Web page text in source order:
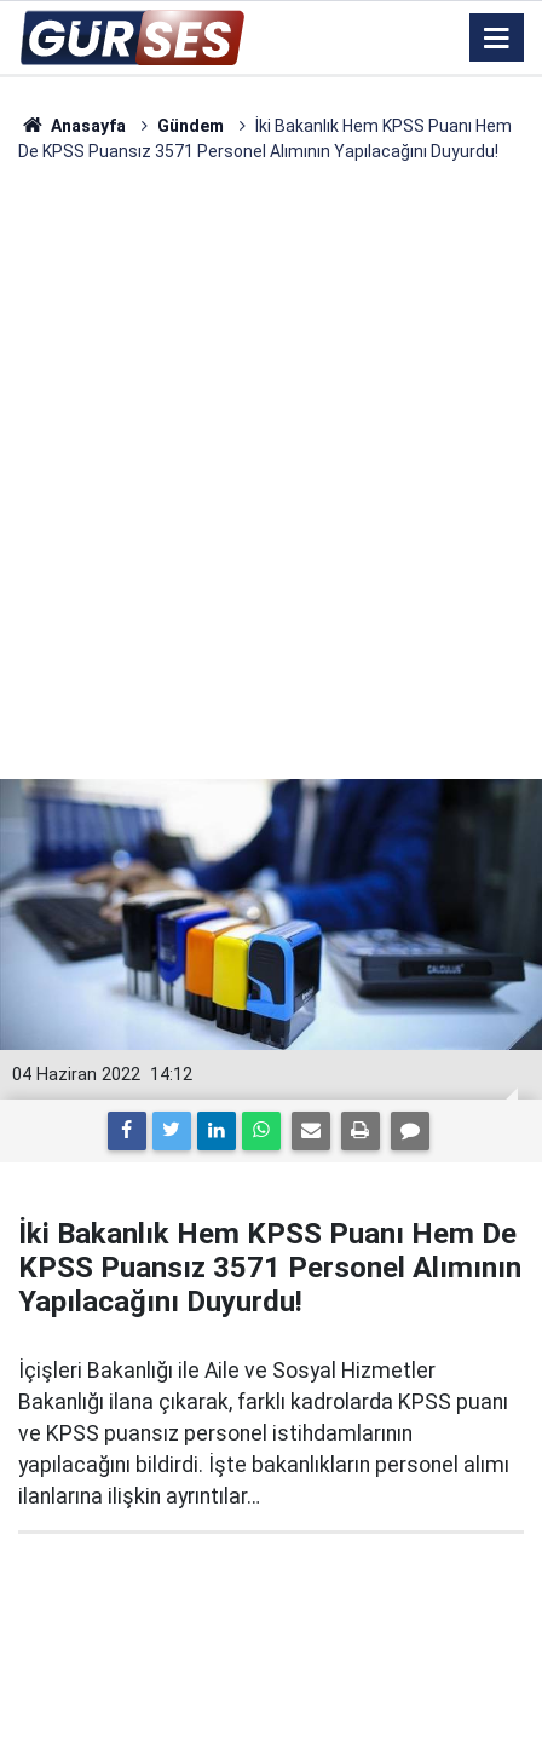
Anasayfa Gündem
İki Bakanlık Hem KPSS Puanı Hem
De KPSS Puansız 3571 Personel Alımının Yapılacağını Duyurdu!
14:12
04 Haziran 2022
İki Bakanlık Hem KPSS Puanı Hem De
KPSS Puansız 3571 Personel Alımının
Yapılacağını Duyurdu!
İçişleri Bakanlığı ile Aile ve Sosyal Hizmetler
Bakanlığı ilana çıkarak, farklı kadrolarda KPSS puanı
ve KPSS puansız personel istihdamlarının
yapılacağını bildirdi. İşte bakanlıkların personel alımı
ilanlarına ilişkin ayrıntılar…